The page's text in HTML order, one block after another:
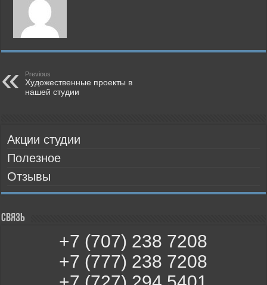
Previous
Художественные проекты в
нашей студии
Акции студии
Полезное
Отзывы
Связь
+7 (707) 238 7208
+7 (777) 238 7208